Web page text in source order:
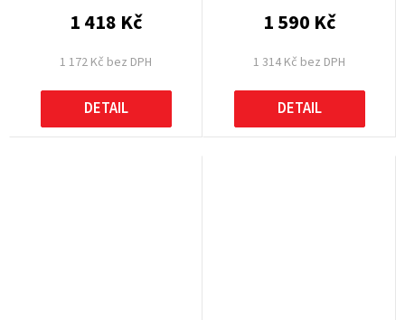
1 172 Kč bez DPH
1 418 Kč
DETAIL
1 314 Kč bez DPH
1 590 Kč
DETAIL